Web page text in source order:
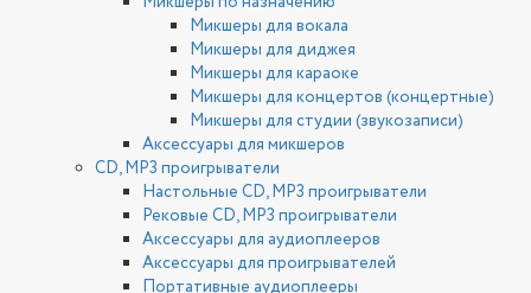
Микшеры для вокала
Микшеры для диджея
Микшеры для караоке
Микшеры для концертов (концертные)
Микшеры для студии (звукозаписи)
Аксессуары для микшеров
CD, MP3 проигрыватели
Настольные CD, MP3 проигрыватели
Рековые CD, MP3 проигрыватели
Аксессуары для аудиоплееров
Аксессуары для проигрывателей
Портативные аудиоплееры